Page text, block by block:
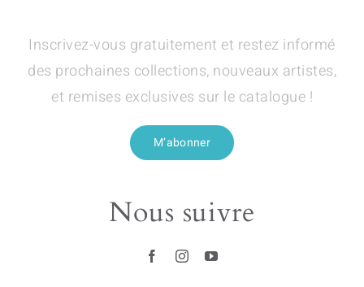
Inscrivez-vous gratuitement et restez informé
des prochaines collections, nouveaux artistes,
et remises exclusives sur le catalogue !
M’abonner
Nous suivre